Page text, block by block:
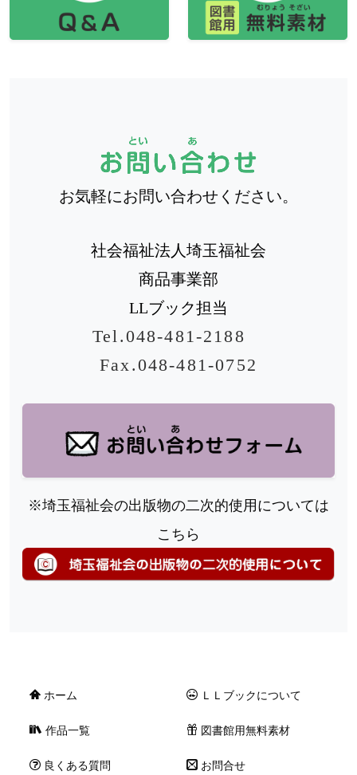
お気軽にお問い合わせください。
社会福祉法人埼玉福祉会
商品事業部
LLブック担当
Tel.048-481-2188
Fax.048-481-0752
※埼玉福祉会の出版物の二次的使用については
こちら
ホーム ＬＬブックについて
作品一覧 図書館用無料素材
良くある質問 お問合せ